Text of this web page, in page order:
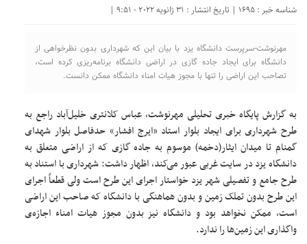
شناسه خبر : 1695 | تاریخ انتشار : 31 ژانویه 2022 - 9:51 |
مهرنوشت-سرپرست دانشگاه یزد با بیان این که شهرداری بدون نظرخواهی از
دانشگاه برای ایجاد جاده گازی در اراضی دانشگاه برنامه‌ریزی کرده است،
تصاحب این اراضی را تنها با مجوز هیات امناء دانشگاه ممکن دانست.
به گزارش پایگاه خبری تحلیلی مهرنوشت، عباس کلانتری خلیل‌آباد راجع به
طرح شهرداری برای ایجاد بلوار استاد «ایرج افشار» حدفاصل بلوار شهدای
گمنام تا میدان ایثار(دخمه) موسوم به جاده گازی که از اراضی متعلق به
دانشگاه یزد در سایت غربی عبور می‌کند، اظهار داشت: شهرداری با استناد به
طرح جامع و تفصیلی شهر یزد خواستار اجرای این طرح است ولی قطعاً اجرای
این طرح‌ بدون تملک زمین و بدون هماهنگی با دانشگاه که صاحب این اراضی
است، ممکن نخواهد بود و دانشگاه نیز بدون مجوز هیات امناء اجازه‌ی
واگذاری این زمین‌ها را ندارد.